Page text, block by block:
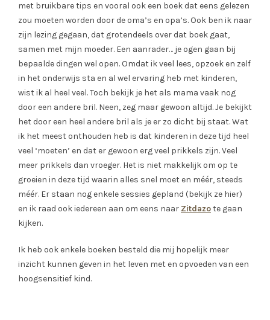
met bruikbare tips en vooral ook een boek dat eens gelezen
zou moeten worden door de oma’s en opa’s. Ook ben ik naar
zijn lezing gegaan, dat grotendeels over dat boek gaat,
samen met mijn moeder. Een aanrader… je ogen gaan bij
bepaalde dingen wel open. Omdat ik veel lees, opzoek en zelf
in het onderwijs sta en al wel ervaring heb met kinderen,
wist ik al heel veel. Toch bekijk je het als mama vaak nog
door een andere bril. Neen, zeg maar gewoon altijd. Je bekijkt
het door een heel andere bril als je er zo dicht bij staat. Wat
ik het meest onthouden heb is dat kinderen in deze tijd heel
veel ‘moeten’ en dat er gewoon erg veel prikkels zijn. Veel
meer prikkels dan vroeger. Het is niet makkelijk om op te
groeien in deze tijd waarin alles snel moet en méér, steeds
méér. Er staan nog enkele sessies gepland (bekijk ze hier)
en ik raad ook iedereen aan om eens naar Zitdazote gaan
kijken.
Ik heb ook enkele boeken besteld die mij hopelijk meer
inzicht kunnen geven in het leven met en opvoeden van een
hoogsensitief kind.